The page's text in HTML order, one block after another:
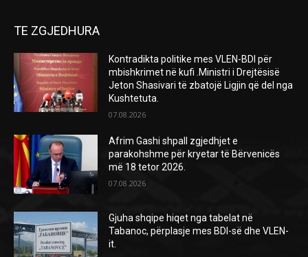
TE ZGJEDHURA
Kontradikta politike mes VLEN-BDI për
mbishkrimet në kufi .Ministri i Drejtësisë
Jeton Shasivari të zbatojë Ligjin që del nga
Kushtetuta.
07.08.2026
Afrim Gashi shpall zgjedhjet e
parakohshme për kryetar të Bërvenicës
më 18 tetor 2026.
07.08.2026
Gjuha shqipe hiqet nga tabelat në
Tabanoc, përplasje mes BDI-së dhe VLEN-
it.